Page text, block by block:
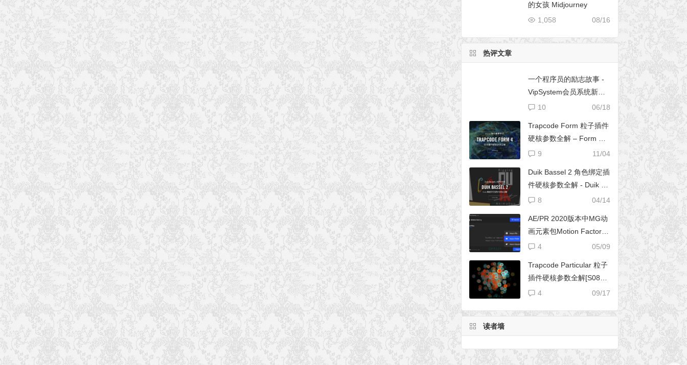
的女孩 Midjourney
08/16
1,058
热评文章
一个程序员的励志故事 -
VipSystem会员系统新版
开发
06/18
10
Trapcode Form 粒子插件
硬核参数全解 – Form 完
全使用手册
11/04
9
Duik Bassel 2 角色绑定插
件硬核参数全解 - Duik 16
完全使用手册
04/14
8
AE/PR 2020版本中MG动
画元素包Motion Factory
脚本无法导入文件夹05/09
4
Trapcode Particular 粒子
插件硬核参数全解[S08E0
2] – 阴影设置（Shadowle
09/17
4
读者墙